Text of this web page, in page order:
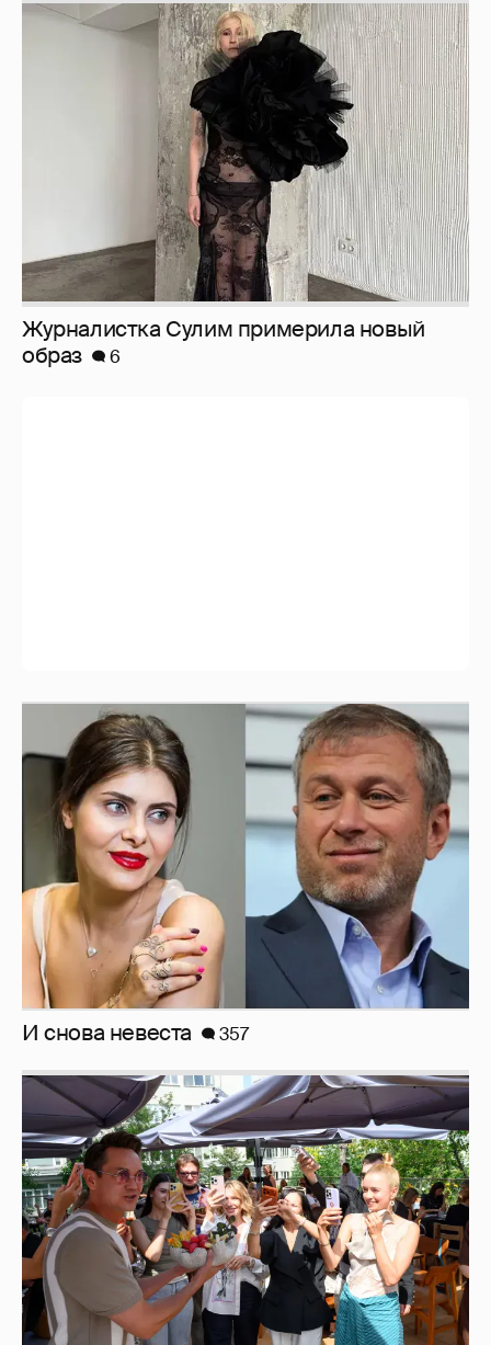
Журналистка Сулим примерила новый
Анастасия Гребенкина, Женя Малахова,
Оксана Русланова и другие гости
фестиваля «Баланс вкуса и ритма»:
рассматриваем летние образы
Рублёвские дочки 187